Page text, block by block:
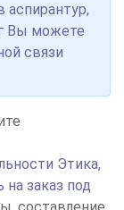
аспирантур,
Вы можете
связи
Этика,
заказ под